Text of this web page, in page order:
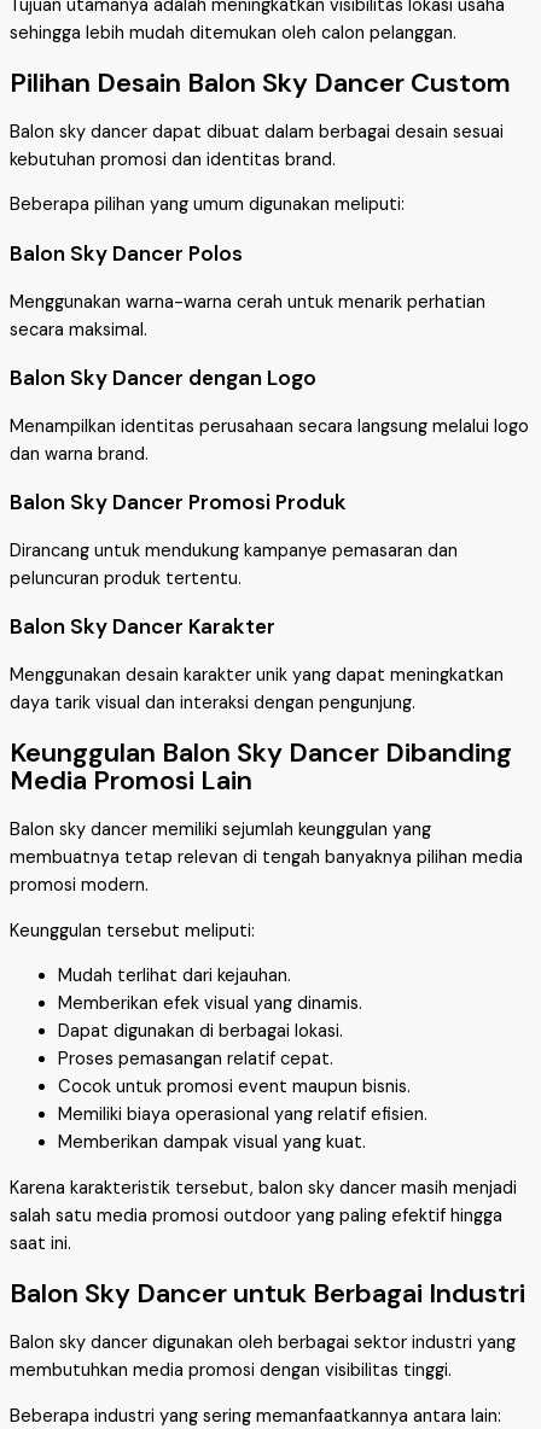
Tujuan utamanya adalah meningkatkan visibilitas lokasi usaha
sehingga lebih mudah ditemukan oleh calon pelanggan.
Pilihan Desain Balon Sky Dancer Custom
Balon sky dancer dapat dibuat dalam berbagai desain sesuai
kebutuhan promosi dan identitas brand.
Beberapa pilihan yang umum digunakan meliputi:
Balon Sky Dancer Polos
Menggunakan warna-warna cerah untuk menarik perhatian
secara maksimal.
Balon Sky Dancer dengan Logo
Menampilkan identitas perusahaan secara langsung melalui logo
dan warna brand.
Balon Sky Dancer Promosi Produk
Dirancang untuk mendukung kampanye pemasaran dan
peluncuran produk tertentu.
Balon Sky Dancer Karakter
Menggunakan desain karakter unik yang dapat meningkatkan
daya tarik visual dan interaksi dengan pengunjung.
Keunggulan Balon Sky Dancer Dibanding
Media Promosi Lain
Balon sky dancer memiliki sejumlah keunggulan yang
membuatnya tetap relevan di tengah banyaknya pilihan media
promosi modern.
Keunggulan tersebut meliputi:
Mudah terlihat dari kejauhan.
Memberikan efek visual yang dinamis.
Dapat digunakan di berbagai lokasi.
Proses pemasangan relatif cepat.
Cocok untuk promosi event maupun bisnis.
Memiliki biaya operasional yang relatif efisien.
Memberikan dampak visual yang kuat.
Karena karakteristik tersebut, balon sky dancer masih menjadi
salah satu media promosi outdoor yang paling efektif hingga
saat ini.
Balon Sky Dancer untuk Berbagai Industri
Balon sky dancer digunakan oleh berbagai sektor industri yang
membutuhkan media promosi dengan visibilitas tinggi.
Beberapa industri yang sering memanfaatkannya antara lain: